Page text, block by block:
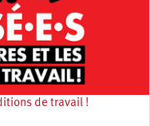
de travail !